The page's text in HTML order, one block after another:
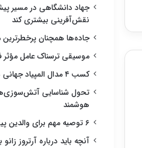
جهاد دانشگاهی در مسیر
نقش‌آفرینی بیشتری کند
جاده‌ها همچنان پرخطرترین
موسیقی ترسناک عامل مؤثر
کسب ۴ مدال المپیاد جهانی هوش مصنوعی برای ایران
تحول شناسایی
هوشمند
۶ توصیه مهم برای والدین پیش از بازگشایی مدارس
آنچه باید درباره آرتروز زانو